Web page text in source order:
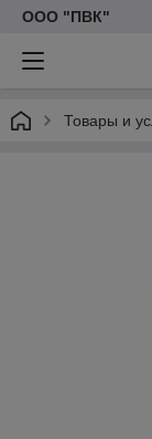
ООО "ПВК"
Товары и